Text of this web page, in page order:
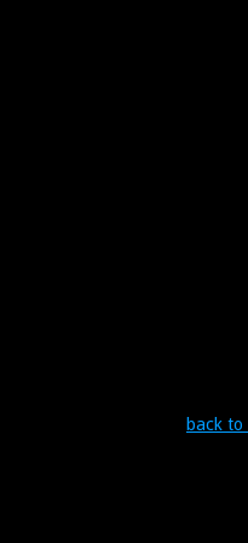
back to